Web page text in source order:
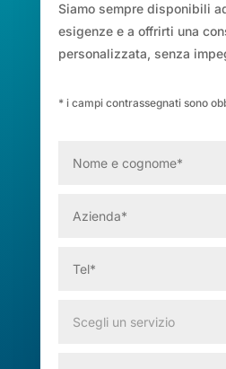
Siamo sempre disponibili
esigenze e a offrirti una
personalizzata, senza
* i campi contrassegnati sono